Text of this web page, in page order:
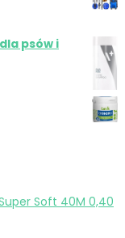
psów i
Soft 40M 0,40